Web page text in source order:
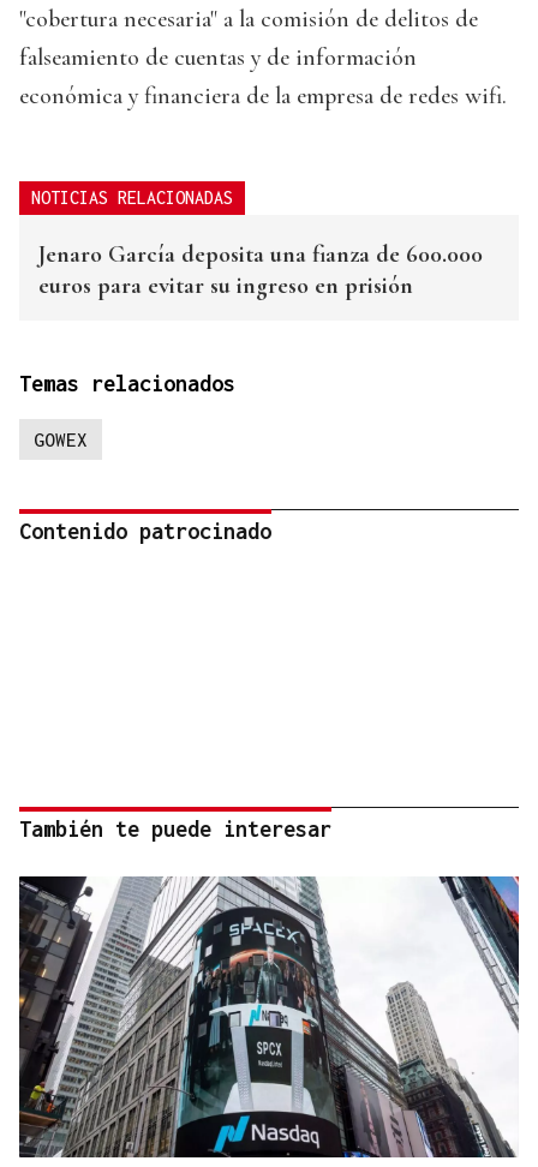
"cobertura necesaria" a la comisión de delitos de
falseamiento de cuentas y de información
económica y financiera de la empresa de redes wifi.
NOTICIAS RELACIONADAS
Jenaro García deposita una fianza de 600.000
euros para evitar su ingreso en prisión
Temas relacionados
GOWEX
Contenido patrocinado
También te puede interesar